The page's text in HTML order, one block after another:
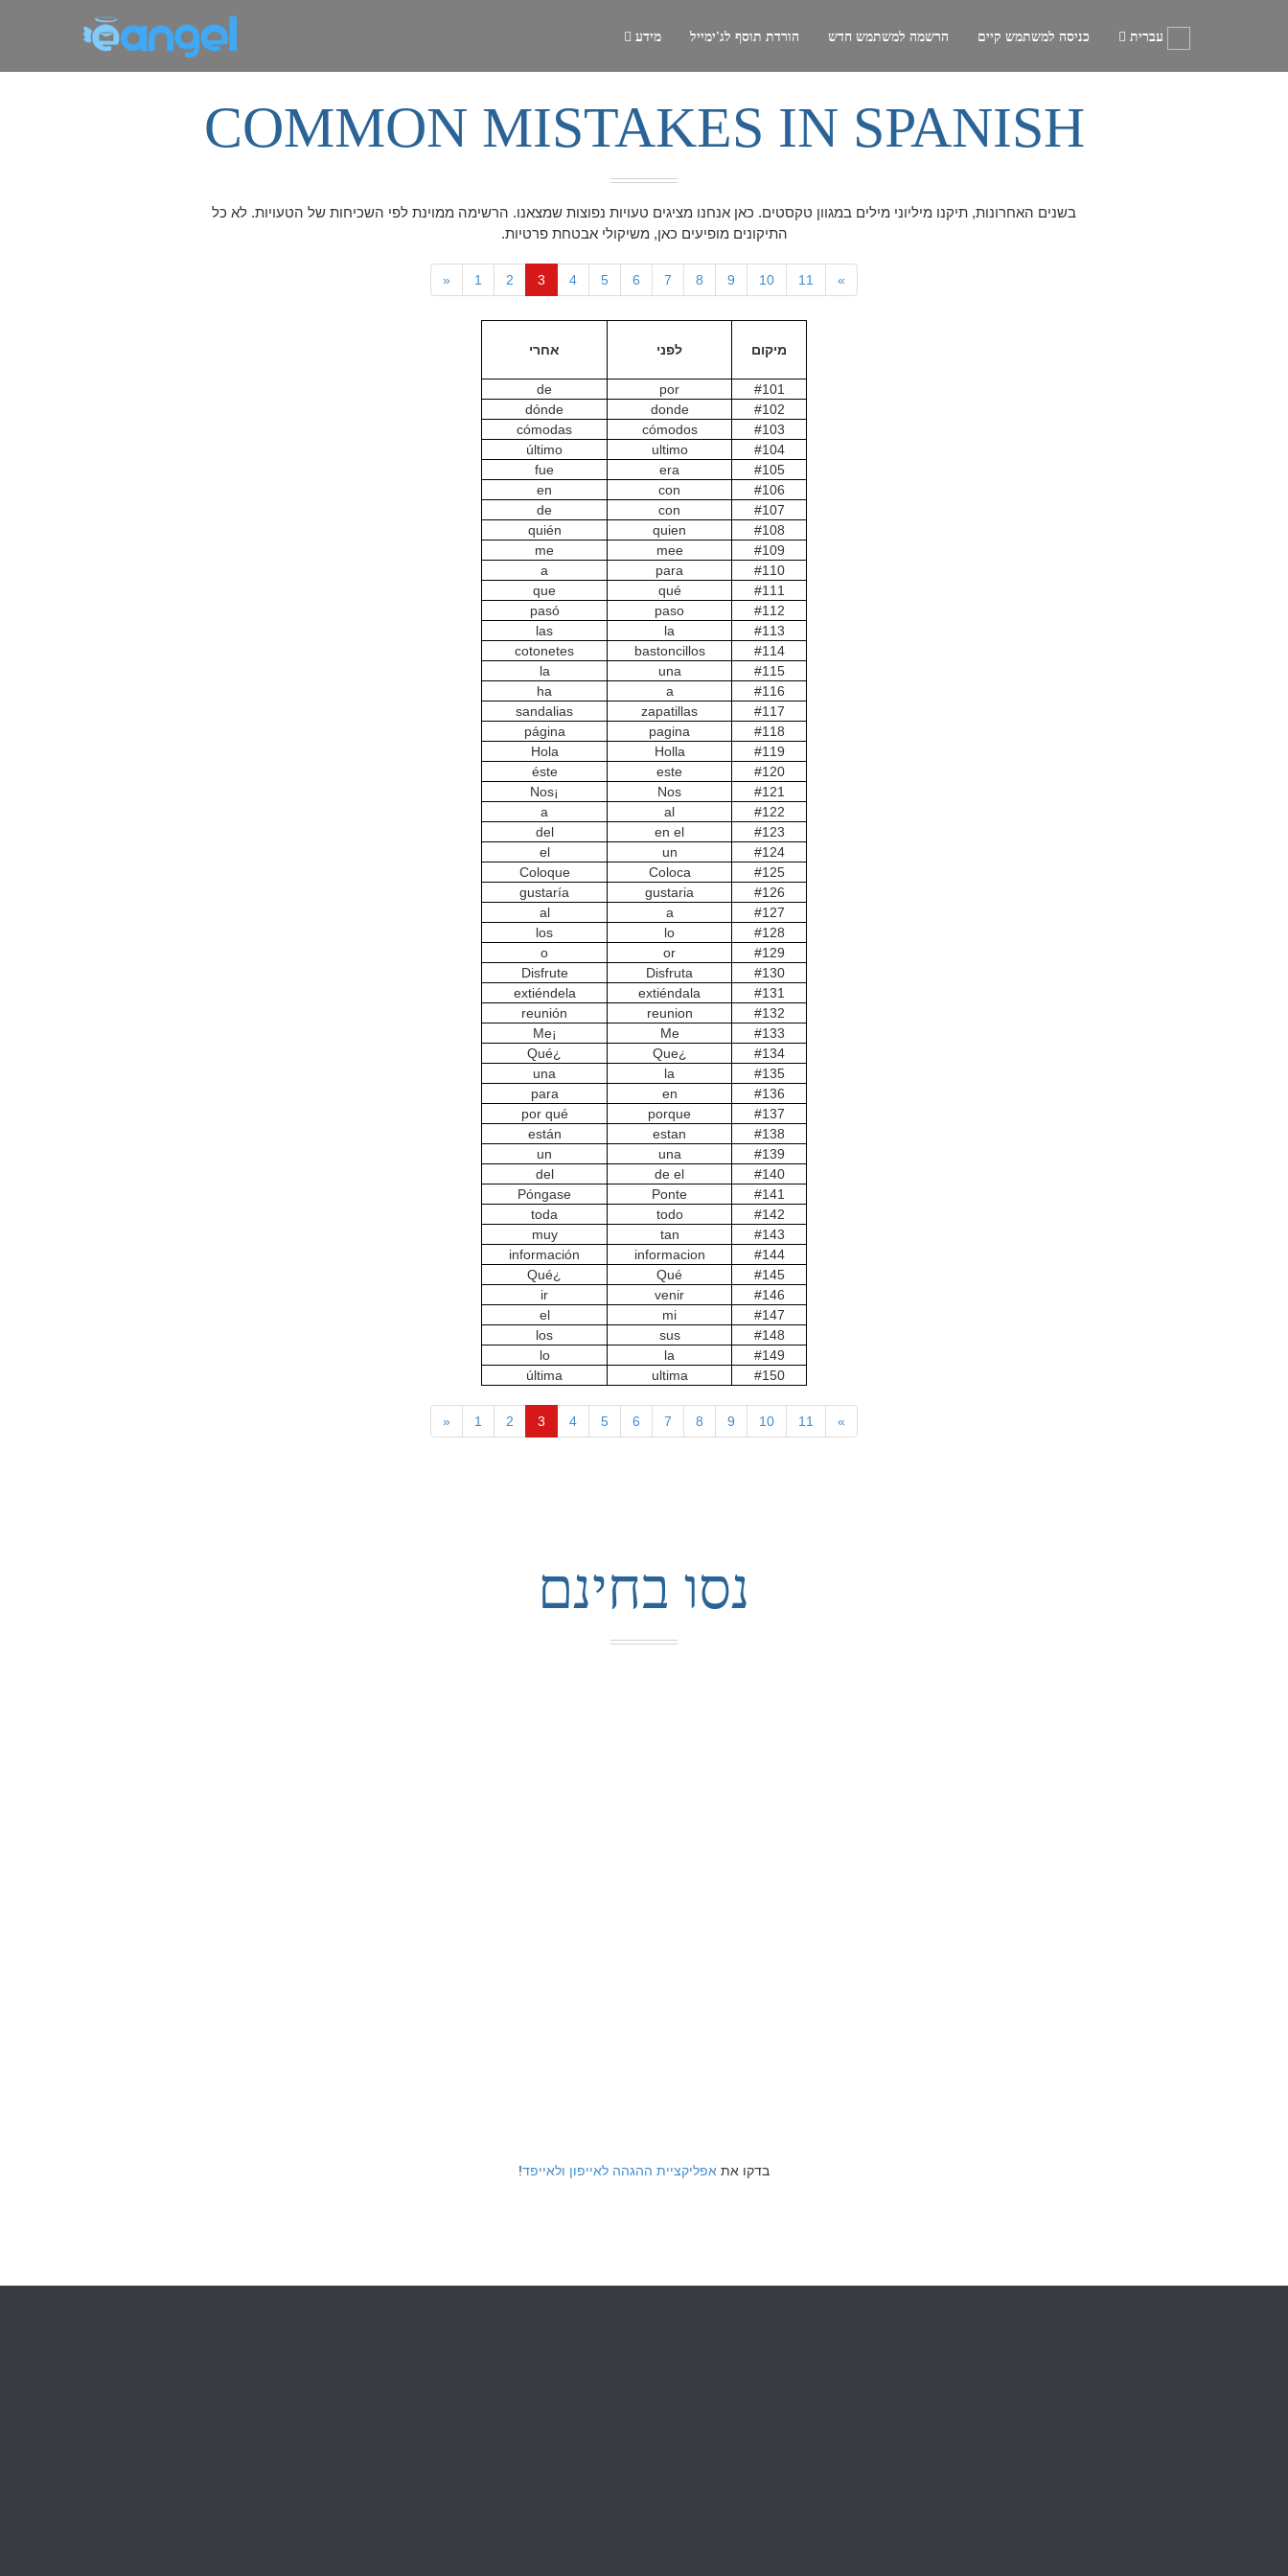
מידע הורדת תוסף לג'ימייל הרשמה למשתמש חדש כניסה למשתמש קיים עברית
COMMON MISTAKES IN SPANISH
בשנים האחרונות, תיקנו מיליוני מילים במגוון טקסטים. כאן אנחנו מציגים טעויות נפוצות שמצאנו. הרשימה ממוינת לפי השכיחות של הטעויות. לא כל
התיקונים מופיעים כאן, משיקולי אבטחת פרטיות.
« 1 2 3 4 5 6 7 8 9 10 11 »
מיקום לפני אחרי
#101
por
de
#102
donde
dónde
#103
cómodos
cómodas
#104
ultimo
último
#105
era
fue
#106
con
en
#107
con
de
#108
quien
quién
#109
mee
me
#110
para
a
#111
qué
que
#112
paso
pasó
#113
la
las
#114
bastoncillos
cotonetes
#115
una
la
#116
a
ha
#117
zapatillas
sandalias
#118
pagina
página
#119
Holla
Hola
#120
este
éste
#121
Nos
¡Nos
#122
al
a
#123
en el
del
#124
un
el
#125
Coloca
Coloque
#126
gustaria
gustaría
#127
a
al
#128
lo
los
#129
or
o
#130
Disfruta
Disfrute
#131
extiéndala
extiéndela
#132
reunion
reunión
#133
Me
¡Me
#134
¿Que
¿Qué
#135
la
una
#136
en
para
#137
porque
por qué
#138
estan
están
#139
una
un
#140
de el
del
#141
Ponte
Póngase
#142
todo
toda
#143
tan
muy
#144
informacion
información
#145
Qué
¿Qué
#146
venir
ir
#147
mi
el
#148
sus
los
#149
la
lo
#150
ultima
última
« 1 2 3 4 5 6 7 8 9 10 11 »
נסו בחינם
בדקו את אפליקציית ההגהה לאייפון ולאייפד!